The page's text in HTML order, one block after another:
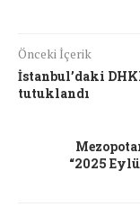
Önceki İçerik
İstanbul’daki
tutuklandı
“2025